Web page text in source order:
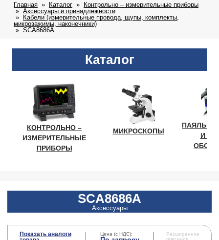
Главная Каталог
Контрольно – измерительные приборы
Аксессуары и принадлежности
Кабели (измерительные провода, щупы, комплекты,
микрозажимы, наконечники)
SCA8686A
Каталог
КОНТРОЛЬНО –
ИЗМЕРИТЕЛЬНЫЕ
ПРИБОРЫ
МИКРОСКОПЫ
И
SCA8686A
Аксессуары
Показать аналоги
Цена (с НДС):
Расширенное